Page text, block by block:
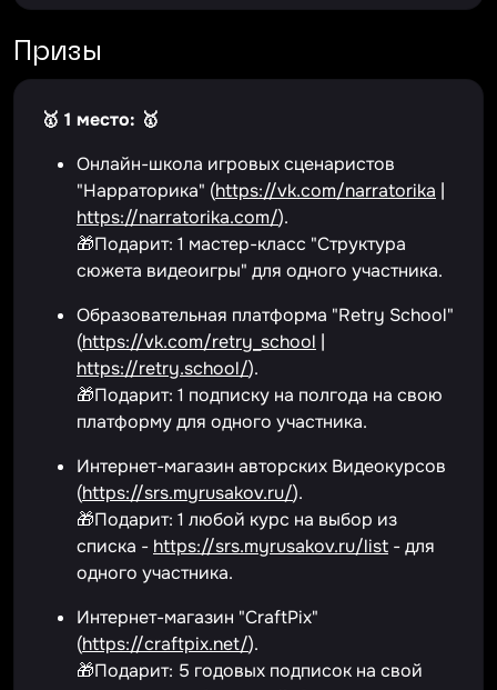
Призы
🥇 1 место: 🥇
Онлайн-школа игровых сценаристов
"Нарраторика" (https://vk.com/narratorika |
https://narratorika.com/).
🎁Подарит: 1 мастер-класс "Структура
сюжета видеоигры" для одного участника.
Образовательная платформа "Retry School"
(https://vk.com/retry_school |
https://retry.school/).
🎁Подарит: 1 подписку на полгода на свою
платформу для одного участника.
Интернет-магазин авторских Видеокурсов
(https://srs.myrusakov.ru/).
🎁Подарит: 1 любой курс на выбор из
списка - https://srs.myrusakov.ru/list - для
одного участника.
Интернет-магазин "CraftPix"
(https://craftpix.net/).
🎁Подарит: 5 годовых подписок на свой